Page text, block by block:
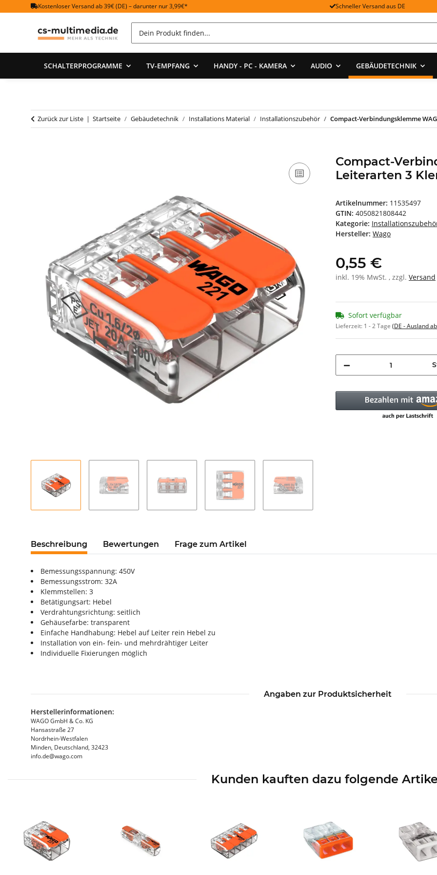
Kostenloser Versand ab 39€ (DE) – darunter nur 3,99€* Schneller Versand aus DE
SCHALTERPROGRAMME TV-EMPFANG HANDY - PC - KAMERA AUDIO GEBÄUDETECHNIK
Zurück zur Liste Startseite Gebäudetechnik Installations Material Installationszubehör Compact-Verbindungsklemme
Compact-
Leiterarten 3
Artikelnummer: 11535497
GTIN: 4050821808442
Kategorie:
Hersteller: Wago
0,55 €
inkl. 19% MwSt. , zzgl. Versand
Sofort verfügbar
Lieferzeit: 1 - 2 Tage (DE - Ausland
Beschreibung Bewertungen Frage zum Artikel
Bemessungsspannung: 450V
Bemessungsstrom: 32A
Klemmstellen: 3
Betätigungsart: Hebel
Verdrahtungsrichtung: seitlich
Gehäusefarbe: transparent
Einfache Handhabung: Hebel auf Leiter rein Hebel zu
Installation von ein- fein- und mehrdrähtiger Leiter
Individuelle Fixierungen möglich
Angaben zur Produktsicherheit
Herstellerinformationen:
WAGO GmbH & Co. KG
Hansastraße 27
Nordrhein-Westfalen
Minden, Deutschland, 32423
info.de@wago.com
Kunden kauften dazu folgende